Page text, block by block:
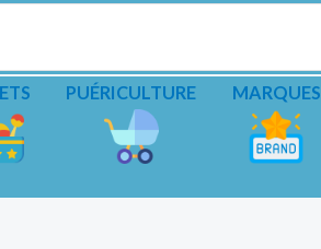
PUÉRICULTURE MARQUES